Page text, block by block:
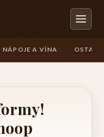
NÁPOJE A VÍNA